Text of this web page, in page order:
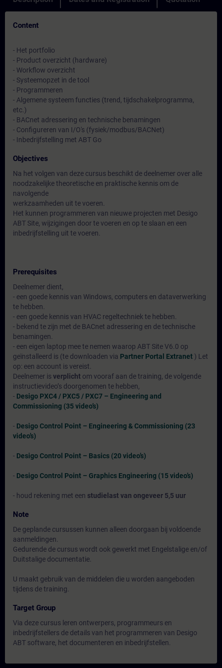
Content
- Het portfolio
- Product overzicht (hardware)
- Workflow overzicht
- Systeemopzet in de tool
- Programmeren
- Algemene systeem functies (trend, tijdschakelprogramma,
etc.)
- BACnet adressering en technische benamingen
- Configureren van I/O's (fysiek/modbus/BACNet)
- Inbedrijfstelling met ABT Go
Objectives
Na het volgen van deze cursus beschikt de deelnemer over alle
noodzakelijke theoretische en praktische kennis om de
navolgende
werkzaamheden uit te voeren.
Het kunnen programmeren van nieuwe projecten met Desigo
ABT Site, wijzigingen door te voeren en op te slaan en een
inbedrijfstelling uit te voeren.
Prerequisites
Deelnemer dient,
- een goede kennis van Windows, computers en dataverwerking
te hebben.
- een goede kennis van HVAC regeltechniek te hebben.
- bekend te zijn met de BACnet adressering en de technische
benamingen.
- een eigen laptop mee te nemen waarop ABT Site V6.0 op
geïnstalleerd is (te downloaden via Partner Portal Extranet) Let
op: een account is vereist.
Deelnemer is verplicht om vooraf aan de training, de volgende
instructievideo’s doorgenomen te hebben,
- Desigo PXC4 / PXC5 / PXC7 – Engineering and
Commissioning (35 video’s)
- Desigo Control Point – Engineering & Commissioning (23
video’s)
- Desigo Control Point – Basics (20 video’s)
- Desigo Control Point – Graphics Engineering (15 video’s)
- houd rekening met een studielast van ongeveer 5,5 uur
Note
De geplande cursussen kunnen alleen doorgaan bij voldoende
aanmeldingen.
Gedurende de cursus wordt ook gewerkt met Engelstalige en/of
Duitstalige documentatie.
U maakt gebruik van de middelen die u worden aangeboden
tijdens de training.
Target Group
Via deze cursus leren ontwerpers, programmeurs en
inbedrijfstellers de details van het programmeren van Desigo
ABT software, het documenteren en inbedrijfstellen.